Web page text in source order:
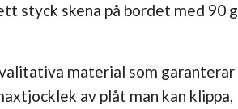
styck skena på bordet med 90
material som garanterar
av plåt man kan klippa,